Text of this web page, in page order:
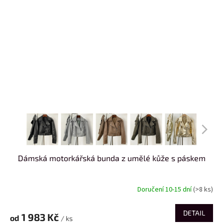
Dámská motorkářská bunda z umělé kůže s páskem
Doručení 10-15 dní(>8 ks)
od 1 983 Kč / ks
DETAIL